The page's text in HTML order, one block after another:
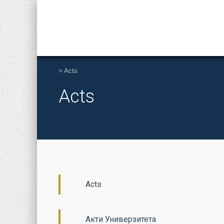
> Acts
Acts
Acts
Акти Универзитета